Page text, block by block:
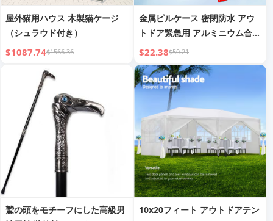
屋外猫用ハウス 木製猫ケージ
（シュラウド付き）
$1087.74$1566.36
金属ピルケース 密閉防水 アウ
トドア緊急用 アルミニウム合金
ピルボトル
$22.38$50.21
鷲の頭をモチーフにした高級男
10x20フィート アウトドアテン